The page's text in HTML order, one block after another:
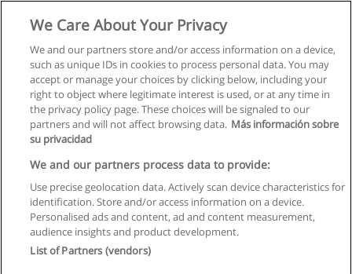
Правила пользования
Конфиденциальность информации
We Care About Your Privacy
We and our partners store and/or access information on a device,
such as unique IDs in cookies to process personal data. You may
accept or manage your choices by clicking below, including your
right to object where legitimate interest is used, or at any time in
the privacy policy page. These choices will be signaled to our
partners and will not affect browsing data. Más información sobre
su privacidad
We and our partners process data to provide:
Use precise geolocation data. Actively scan device characteristics for
identification. Store and/or access information on a device.
Personalised ads and content, ad and content measurement,
audience insights and product development.
List of Partners (vendors)